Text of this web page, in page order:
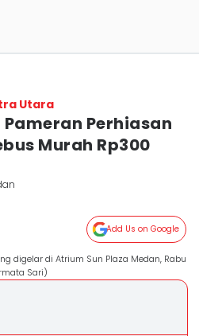
Utara
Perhiasan
Murah Rp300
Add Us on Google
digelar di Atrium Sun Plaza Medan, Rabu
Sari)